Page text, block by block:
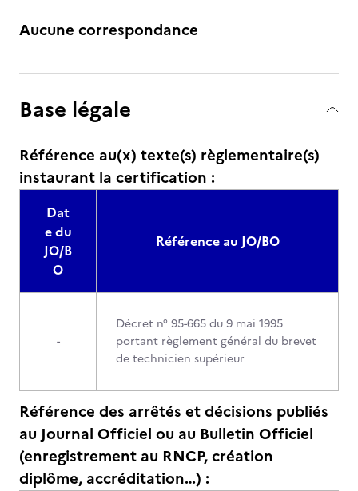
Aucune correspondance
Base légale
Référence au(x) texte(s) règlementaire(s)
instaurant la certification :
Dat
e du
JO/B
O
Référence au JO/BO
-
Décret n° 95-665 du 9 mai 1995
portant règlement général du brevet
de technicien supérieur
Référence des arrêtés et décisions publiés
au Journal Officiel ou au Bulletin Officiel
(enregistrement au RNCP, création
diplôme, accréditation…) :